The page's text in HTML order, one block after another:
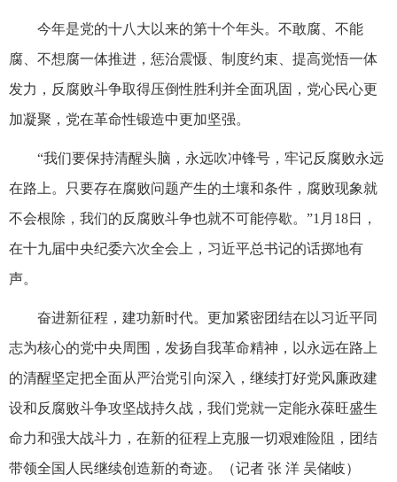
今年是党的十八大以来的第十个年头。不敢腐、不能
腐、不想腐一体推进，惩治震慑、制度约束、提高觉悟一体
发力，反腐败斗争取得压倒性胜利并全面巩固，党心民心更
加凝聚，党在革命性锻造中更加坚强。
“我们要保持清醒头脑，永远吹冲锋号，牢记反腐败永远
在路上。只要存在腐败问题产生的土壤和条件，腐败现象就
不会根除，我们的反腐败斗争也就不可能停歇。”1月18日，
在十九届中央纪委六次全会上，习近平总书记的话掷地有
声。
奋进新征程，建功新时代。更加紧密团结在以习近平同
志为核心的党中央周围，发扬自我革命精神，以永远在路上
的清醒坚定把全面从严治党引向深入，继续打好党风廉政建
设和反腐败斗争攻坚战持久战，我们党就一定能永葆旺盛生
命力和强大战斗力，在新的征程上克服一切艰难险阻，团结
带领全国人民继续创造新的奇迹。
（记者 张 洋 吴储岐）